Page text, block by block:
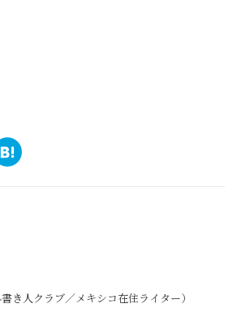
き人クラブ／メキシコ在住ライター）